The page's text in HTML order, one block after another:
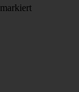
markiert